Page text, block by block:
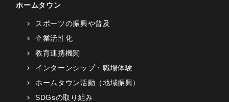
ホームタウン
スポーツの振興や普及
企業活性化
教育連携機関
インターンシップ・職場体験
ホームタウン活動（地域振興）
SDGsの取り組み